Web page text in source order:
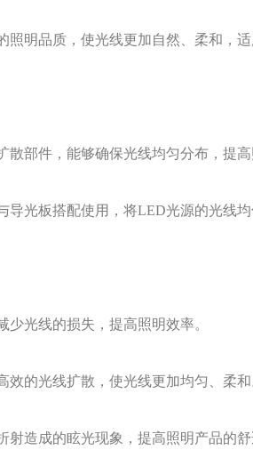
照明品质，使光线更加自然、柔和，
散部件，能够确保光线均匀分布，提高
导光板搭配使用，将LED光源的光线
光线的损失，提高照明效率。
效的光线扩散，使光线更加均匀、柔和
造成的眩光现象，提高照明产品的舒